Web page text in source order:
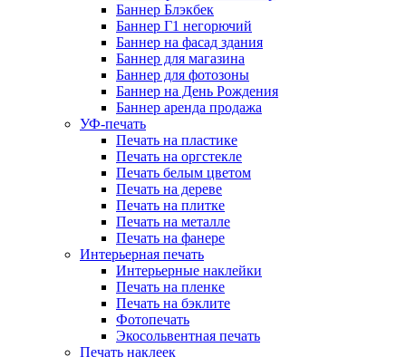
Баннер Блэкбек
Баннер Г1 негорючий
Баннер на фасад здания
Баннер для магазина
Баннер для фотозоны
Баннер на День Рождения
Баннер аренда продажа
УФ-печать
Печать на пластике
Печать на оргстекле
Печать белым цветом
Печать на дереве
Печать на плитке
Печать на металле
Печать на фанере
Интерьерная печать
Интерьерные наклейки
Печать на пленке
Печать на бэклите
Фотопечать
Экосольвентная печать
Печать наклеек